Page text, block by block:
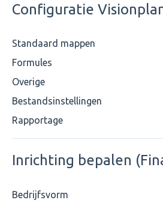
Configuratie
Standaard mappen
Formules
Overige
Bestandsinstellingen
Rapportage
Inrichting bepalen
Bedrijfsvorm